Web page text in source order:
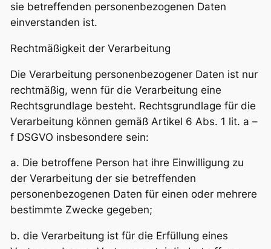
sie betreffenden personenbezogenen Daten
einverstanden ist.
Rechtmäßigkeit der Verarbeitung
Die Verarbeitung personenbezogener Daten ist nur
rechtmäßig, wenn für die Verarbeitung eine
Rechtsgrundlage besteht. Rechtsgrundlage für die
Verarbeitung können gemäß Artikel 6 Abs. 1 lit. a –
f DSGVO insbesondere sein:
a. Die betroffene Person hat ihre Einwilligung zu
der Verarbeitung der sie betreffenden
personenbezogenen Daten für einen oder mehrere
bestimmte Zwecke gegeben;
b. die Verarbeitung ist für die Erfüllung eines